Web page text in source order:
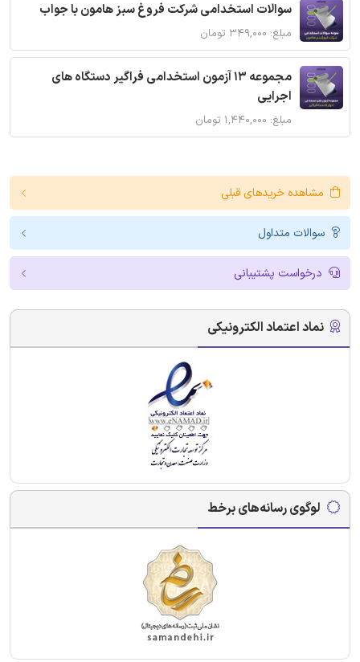
سوالات استخدامی شرکت فروغ سبز هامون با جواب
مبلغ: ۳۴۹,۰۰۰ تومان
مجموعه 13 آزمون استخدامی فراگیر دستگاه های
اجرایی
مبلغ: ۱,۴۴۰,۰۰۰ تومان
مشاهده خریدهای قبلی
سوالات متداول
درخواست پشتیبانی
نماد اعتماد الکترونیکی
لوگوی رسانه‌های برخط